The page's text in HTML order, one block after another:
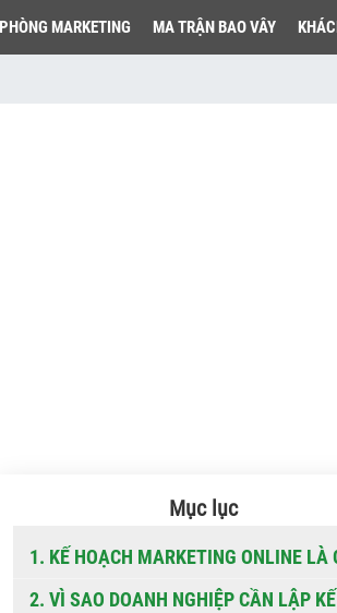
PHÒNG MARKETING MA TRẬN BAO VÂY
Mục lục
1. KẾ HOẠCH MARKETING ONLINE LÀ
2. VÌ SAO DOANH NGHIỆP CẦN LẬP KẾ